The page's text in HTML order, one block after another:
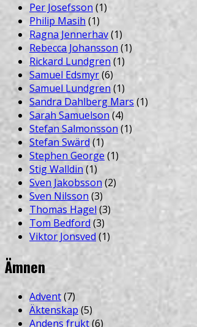
Per Josefsson (1)
Philip Masih (1)
Ragna Jennerhav(1)
Rebecca Johansson (1)
Rickard Lundgren(1)
Samuel Edsmyr(6)
Samuel Lundgren(1)
Sandra Dahlberg Mars (1)
Sarah Samuelson(4)
Stefan Salmonsson(1)
Stefan Swärd(1)
Stephen George(1)
Stig Walldin(1)
Sven Jakobsson (2)
Sven Nilsson (3)
Thomas Hagel(3)
Tom Bedford(3)
Viktor Jonsved (1)
Ämnen
Advent(7)
Äktenskap (5)
Andens frukt(6)